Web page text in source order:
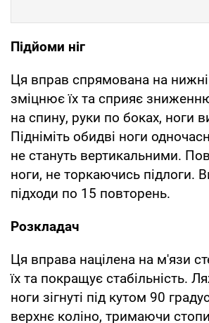
Підйоми ніг
Ця вправ спрямована на
зміцнює їх та сприяє
на спину, руки по боках, ноги
Підніміть обидві ноги
не стануть вертикальними.
ноги, не торкаючись підлоги.
підходи по 15 повторень.
Розкладач
Ця вправа націлена на м'язи
їх та покращує стабільність.
ноги зігнуті під кутом 90
верхнє коліно, тримаючи